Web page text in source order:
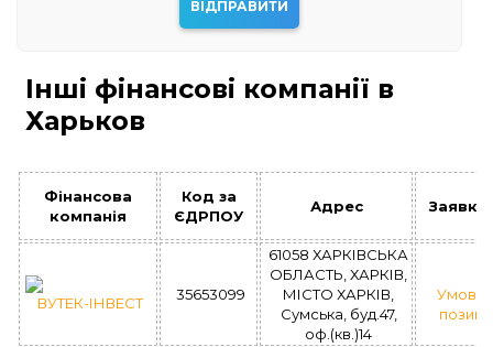
Інші фінансові компанії в
Харьков
Фінансова
компанія
Код за
ЄДРПОУ
Адрес Заявка
ВУТЕК-ІНВЕСТ 35653099
61058 ХАРКІВСЬКА
ОБЛАСТЬ, ХАРКІВ,
МІСТО ХАРКІВ,
Сумська, буд.47,
оф.(кв.)14
Умови
позик